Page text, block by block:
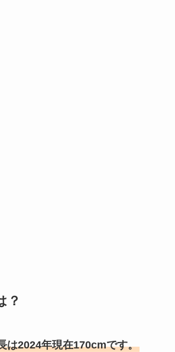
？
は2024年現在170cmです。